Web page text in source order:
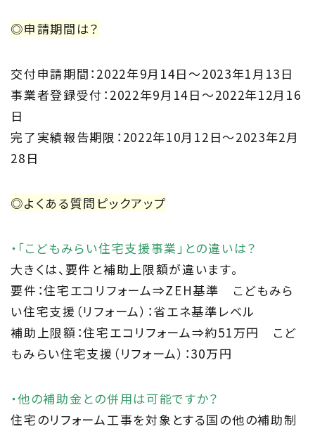
◎申請期間は？
交付申請期間：2022年9月14日～2023年1月13日
事業者登録受付：2022年9月14日～2022年12月16
日
完了実績報告期限：2022年10月12日～2023年2月
28日
◎よくある質問ピックアップ
・「こどもみらい住宅支援事業」との違いは？
大きくは、要件と補助上限額が違います。
要件：住宅エコリフォーム⇒ZEH基準 こどもみら
い住宅支援（リフォーム）：省エネ基準レベル
補助上限額：住宅エコリフォーム⇒約51万円 こど
もみらい住宅支援（リフォーム）：30万円
・他の補助金との併用は可能ですか？
住宅のリフォーム工事を対象とする国の他の補助制